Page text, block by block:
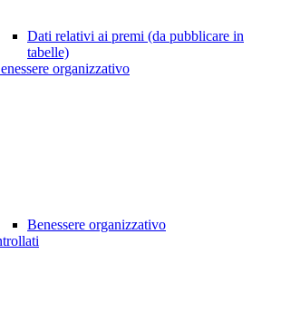
Dati relativi ai premi (da pubblicare in
tabelle)
organizzativo
Benessere organizzativo